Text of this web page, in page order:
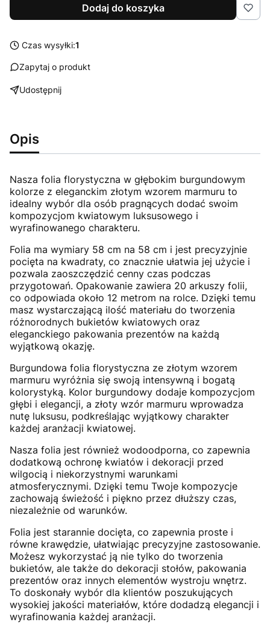
Dodaj do koszyka
Czas wysyłki:1
Zapytaj o produkt
Udostępnij
Opis
Nasza folia florystyczna w głębokim burgundowym
kolorze z eleganckim złotym wzorem marmuru to
idealny wybór dla osób pragnących dodać swoim
kompozycjom kwiatowym luksusowego i
wyrafinowanego charakteru.
Folia ma wymiary 58 cm na 58 cm i jest precyzyjnie
pocięta na kwadraty, co znacznie ułatwia jej użycie i
pozwala zaoszczędzić cenny czas podczas
przygotowań. Opakowanie zawiera 20 arkuszy folii,
co odpowiada około 12 metrom na rolce. Dzięki temu
masz wystarczającą ilość materiału do tworzenia
różnorodnych bukietów kwiatowych oraz
eleganckiego pakowania prezentów na każdą
wyjątkową okazję.
Burgundowa folia florystyczna ze złotym wzorem
marmuru wyróżnia się swoją intensywną i bogatą
kolorystyką. Kolor burgundowy dodaje kompozycjom
głębi i elegancji, a złoty wzór marmuru wprowadza
nutę luksusu, podkreślając wyjątkowy charakter
każdej aranżacji kwiatowej.
Nasza folia jest również wodoodporna, co zapewnia
dodatkową ochronę kwiatów i dekoracji przed
wilgocią i niekorzystnymi warunkami
atmosferycznymi. Dzięki temu Twoje kompozycje
zachowają świeżość i piękno przez dłuższy czas,
niezależnie od warunków.
Folia jest starannie docięta, co zapewnia proste i
równe krawędzie, ułatwiając precyzyjne zastosowanie.
Możesz wykorzystać ją nie tylko do tworzenia
bukietów, ale także do dekoracji stołów, pakowania
prezentów oraz innych elementów wystroju wnętrz.
To doskonały wybór dla klientów poszukujących
wysokiej jakości materiałów, które dodadzą elegancji i
wyrafinowania każdej aranżacji.